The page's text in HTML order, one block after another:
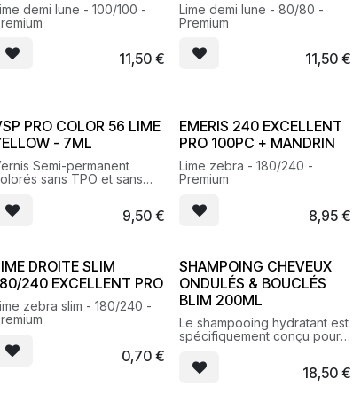
demi lune - 100/100 -
11,50 €
Lime demi lune - 80/80 -
Premium
11,50 €
PRO COLOR 56 LIME
- 7ML
Semi-permanent
sans TPO et sans
9,50 €
EMERIS 240 EXCELLENT
PRO 100PC + MANDRIN
Lime zebra - 180/240 -
Premium
8,95 €
DROITE SLIM
240 EXCELLENT PRO
zebra slim - 180/240 -
0,70 €
SHAMPOING CHEVEUX
ONDULÉS & BOUCLÉS
BLIM 200ML
Le shampooing hydratant est
spécifiquement conçu pour
les cheveux bouclés, frisés.
18,50 €